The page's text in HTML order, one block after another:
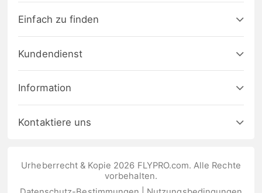
Einfach zu finden
Kundendienst
Information
Kontaktiere uns
Urheberrecht & Kopie 2026 FLYPRO.com. Alle Rechte
vorbehalten.